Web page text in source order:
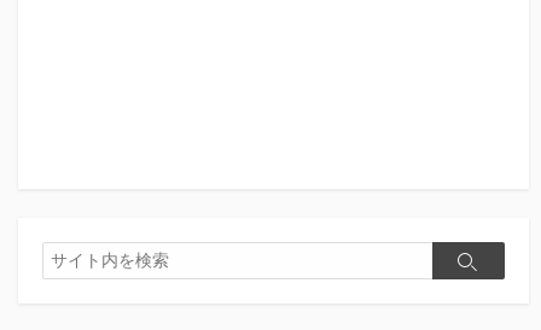
検
索
検